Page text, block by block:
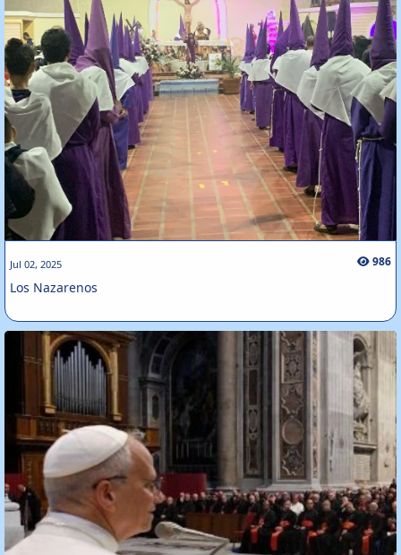
Jul 02, 2025 986
Los Nazarenos